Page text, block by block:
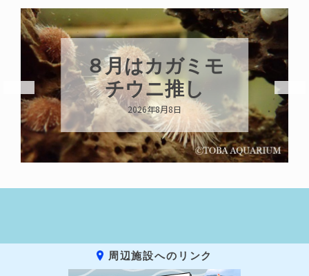
８月はカガミモ
チウニ推し
2026年8月8日
周辺施設へのリンク